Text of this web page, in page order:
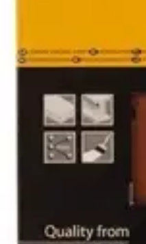
Etu ei koske
Tarkista